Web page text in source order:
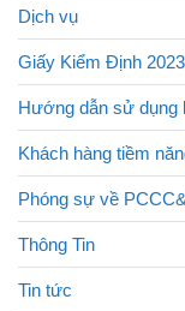
Dịch vụ
Giấy Kiểm Định 2023
Hướng dẫn sử dụng
Khách hàng tiềm
Phóng sự về
Thông Tin
Tin tức